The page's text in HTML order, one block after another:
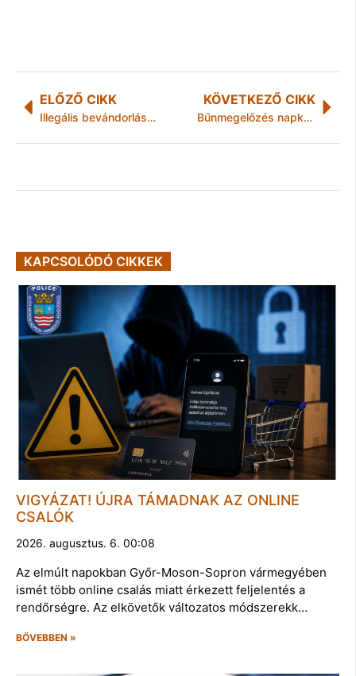
ELŐZŐ CIKK
Illegális bevándorlás – Szijjártó: felmérhetetlen hatással jár Európára, ha nem találnak közös választ a menekültkérdésre
KÖVETKEZŐ CIKK
Bűnmegelőzés napköziseknek
KAPCSOLÓDÓ CIKKEK
VIGYÁZAT! ÚJRA TÁMADNAK AZ ONLINE
CSALÓK
2026. augusztus. 6. 00:08
Az elmúlt napokban Győr-Moson-Sopron vármegyében
ismét több online csalás miatt érkezett feljelentés a
rendőrségre. Az elkövetők változatos módszerekk…
BŐVEBBEN »